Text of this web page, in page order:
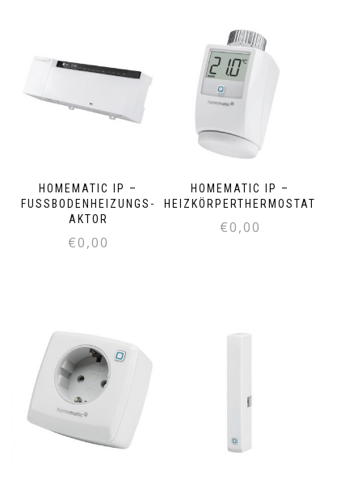
HOMEMATIC IP –
FUSSBODENHEIZUNGS-A
KTOR
€0,00
HOMEMATIC IP –
HEIZKÖRPERTHERMOSTAT
€0,00